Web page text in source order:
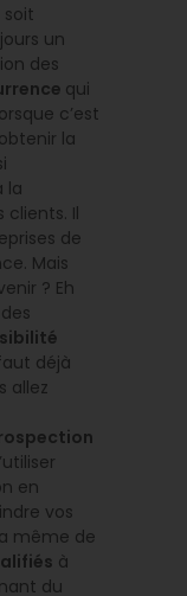
soit
un
des
qui
c’est
la
la
clients. Il
de
Mais
? Eh
déjà
allez
en
vos
même de
à
du